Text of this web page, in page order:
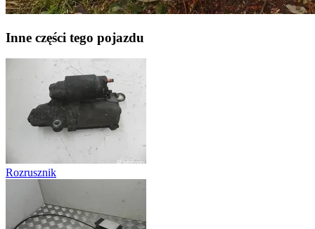
Inne części tego pojazdu
Rozrusznik